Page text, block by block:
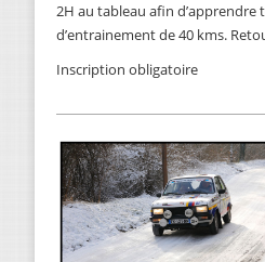
2H au tableau afin
d’entrainement de 40 kms.
Inscription obligatoire